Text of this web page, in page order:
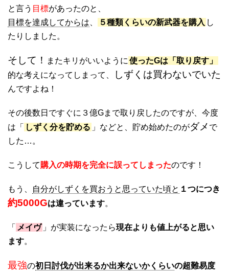
と言う 目標があったのと、
目標を達成してからは
５種類くらいの新武器を購入 し
たりしました。
そして！ またキリがいいように 使ったGは「取り戻す」
的な考えになってしまって、
しずくは買わないでいた
んですよね！
その後数日ですぐに３億Gまで取り戻したのですが、今度
は「
しずく分を貯める 」などと、貯め始めたのがダメ で
した…。
こうして購入の時期を完全に誤ってしまったのです！
もう、 自分がしずくを買おうと思っていた頃と １つにつき
約5000Gは違っています。
「 メイヴ 」が実装になったら現在よりも値上がると思い
ます。
最強の初日討伐が出来るか出来ないかくらいの超難易度